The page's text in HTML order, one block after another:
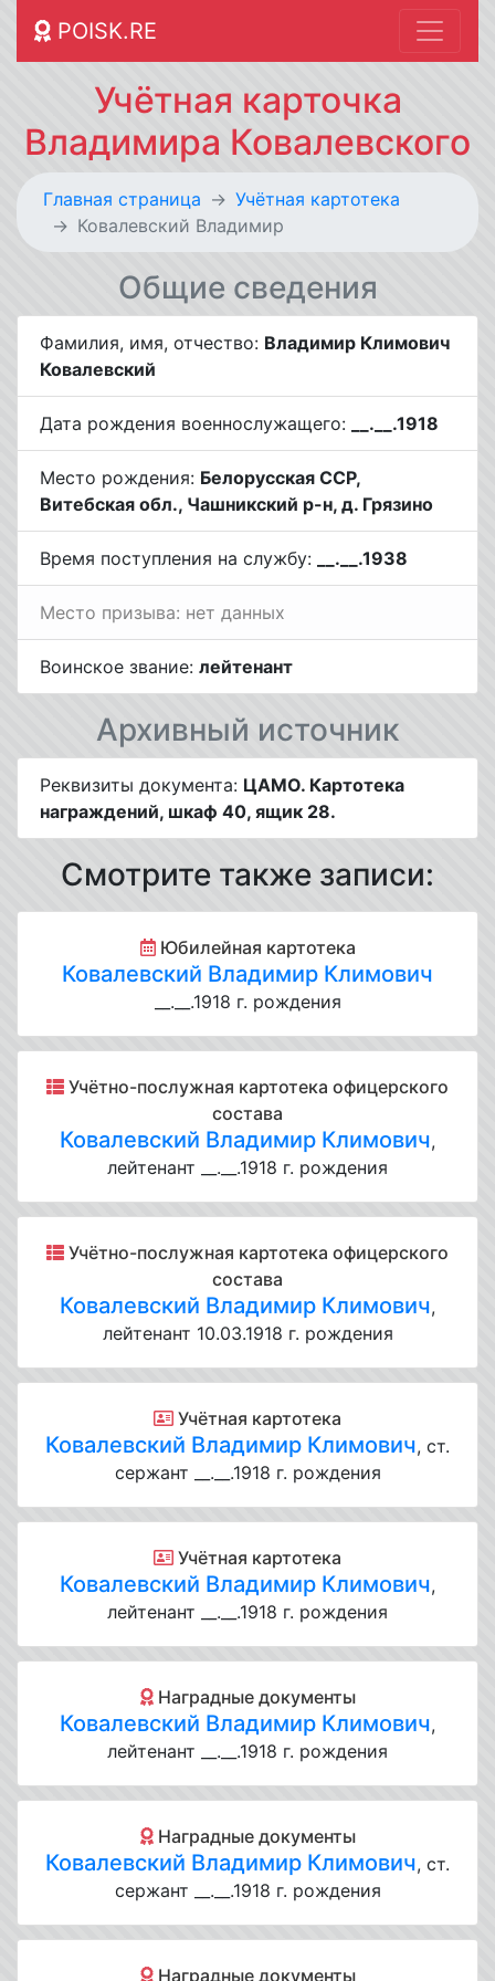
POISK.RE
Учётная карточка
Владимира Ковалевского
Главная страница
Учётная картотека
Ковалевский Владимир
Общие сведения
Фамилия, имя, отчество: Владимир Климович
Ковалевский
Дата рождения военнослужащего: __.__.1918
Место рождения: Белорусская ССР,
Витебская обл., Чашникский р-н, д. Грязино
Время поступления на службу: __.__.1938
Место призыва: нет данных
Воинское звание: лейтенант
Архивный источник
Реквизиты документа: ЦАМО. Картотека
награждений, шкаф 40, ящик 28.
Смотрите также записи:
Юбилейная картотека
Ковалевский Владимир Климович
__.__.1918 г. рождения
Учётно-послужная картотека офицерского
состава
Ковалевский Владимир Климович,
лейтенант __.__.1918 г. рождения
Учётно-послужная картотека офицерского
состава
Ковалевский Владимир Климович,
лейтенант 10.03.1918 г. рождения
Учётная картотека
Ковалевский Владимир Климович, ст.
сержант __.__.1918 г. рождения
Учётная картотека
Ковалевский Владимир Климович,
лейтенант __.__.1918 г. рождения
Наградные документы
Ковалевский Владимир Климович,
лейтенант __.__.1918 г. рождения
Наградные документы
Ковалевский Владимир Климович, ст.
сержант __.__.1918 г. рождения
Наградные документы